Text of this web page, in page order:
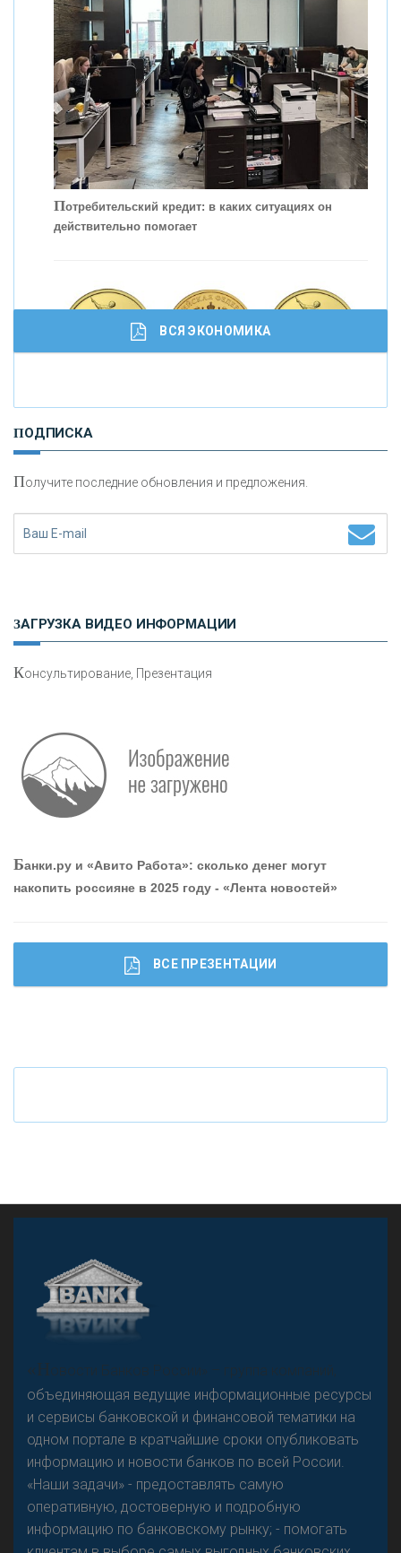
КОНТАКТЫ
привлечь и удержать персонал - «Интервью»
Резкого разворота на рынке автокредитов не
предвидится - «Интервью»
Потребительский кредит: в каких ситуациях он
действительно помогает
И
сохранения и увеличения капитала
Что будет с наличными деньгами при цифровом
ВСЯ ЭКОНОМИКА
ПОДПИСКА
Получите последние обновления и предложения.
ЗАГРУЗКА ВИДЕО ИНФОРМАЦИИ
Консультирование, Презентация
Банки.ру и «Авито Работа»: сколько денег могут
накопить россияне в 2025 году - «Лента новостей»
ВСЕ ПРЕЗЕНТАЦИИ
«Н
овости Банков России» – группа компаний,
объединяющая ведущие информационные ресурсы
и сервисы банковской и финансовой тематики на
одном портале в кратчайшие сроки опубликовать
информацию и новости банков по всей России.
«Наши задачи» - предоставлять самую
оперативную, достоверную и подробную
информацию по банковскому рынку; - помогать